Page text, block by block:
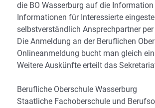
die BO Wasserburg auf die
Informationen für Interessierte
selbstverständlich Ansprechpartner
Die Anmeldung an der Beruflichen
Onlineanmeldung bucht man gleich
Weitere Auskünfte erteilt das
Berufliche Oberschule Wasserburg
Staatliche Fachoberschule und